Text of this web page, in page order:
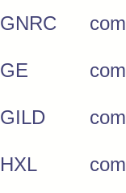
GNRC
com
GE
com
GILD com
HXL
com